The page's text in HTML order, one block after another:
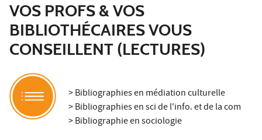
VOS PROFS & VOS
BIBLIOTHÉCAIRES VOUS
CONSEILLENT (LECTURES)
> Bibliographies en médiation culturelle
> Bibliographies en sci de l'info. et de la com
> Bibliographie en sociologie